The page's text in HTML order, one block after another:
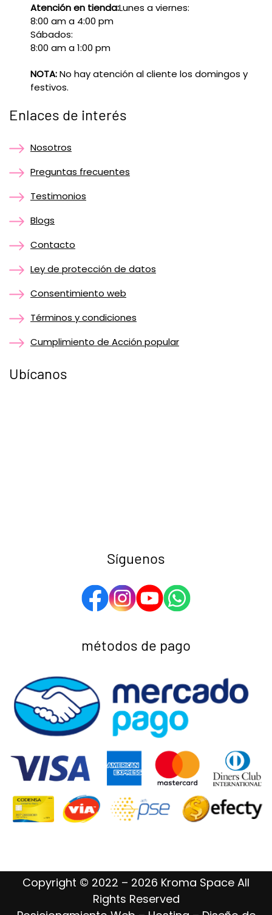
Atención en tienda:Lunes a viernes:
8:00 am a 4:00 pm
Sábados:
8:00 am a 1:00 pm
NOTA:No hay atención al cliente los domingos y
festivos.
Enlaces de interés
Nosotros
Preguntas frecuentes
Testimonios
Blogs
Contacto
Ley de protección de datos
Consentimiento web
Términos y condiciones
Cumplimiento de Acción popular
Ubícanos
Síguenos
métodos de pago
Copyright © 2022 – 2026 Kroma Space All
Rights Reserved